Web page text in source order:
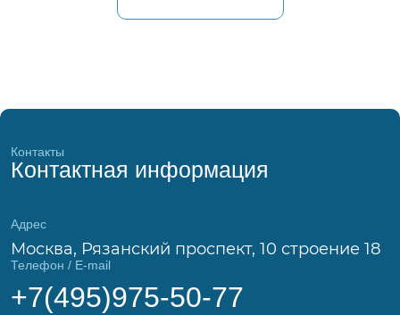
Контакты
Контактная информация
Адрес
Москва, Рязанский проспект, 10 строение 18
Телефон / E-mail
+7(495)975-50-77